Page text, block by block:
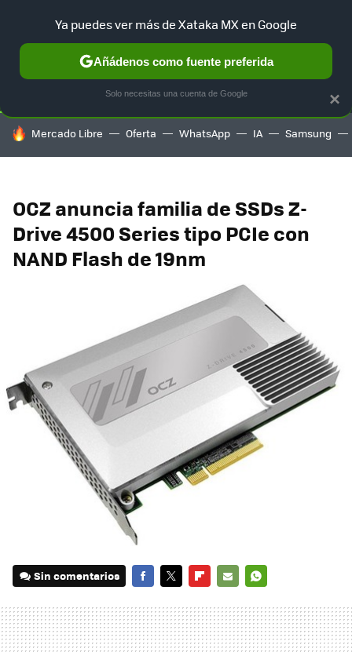
SELECCIÓN GAMING HOME AUTO TERRITORIO
HOY SE HABLA DE
Mercado Libre Oferta WhatsApp IA Samsung
OCZ anuncia familia de SSDs Z-
Drive 4500 Series tipo PCIe con
NAND Flash de 19nm
Sin comentarios
MAIL
×
Ya puedes ver más de Xataka MX en Google
Añádenos como fuente preferida
Solo necesitas una cuenta de Google